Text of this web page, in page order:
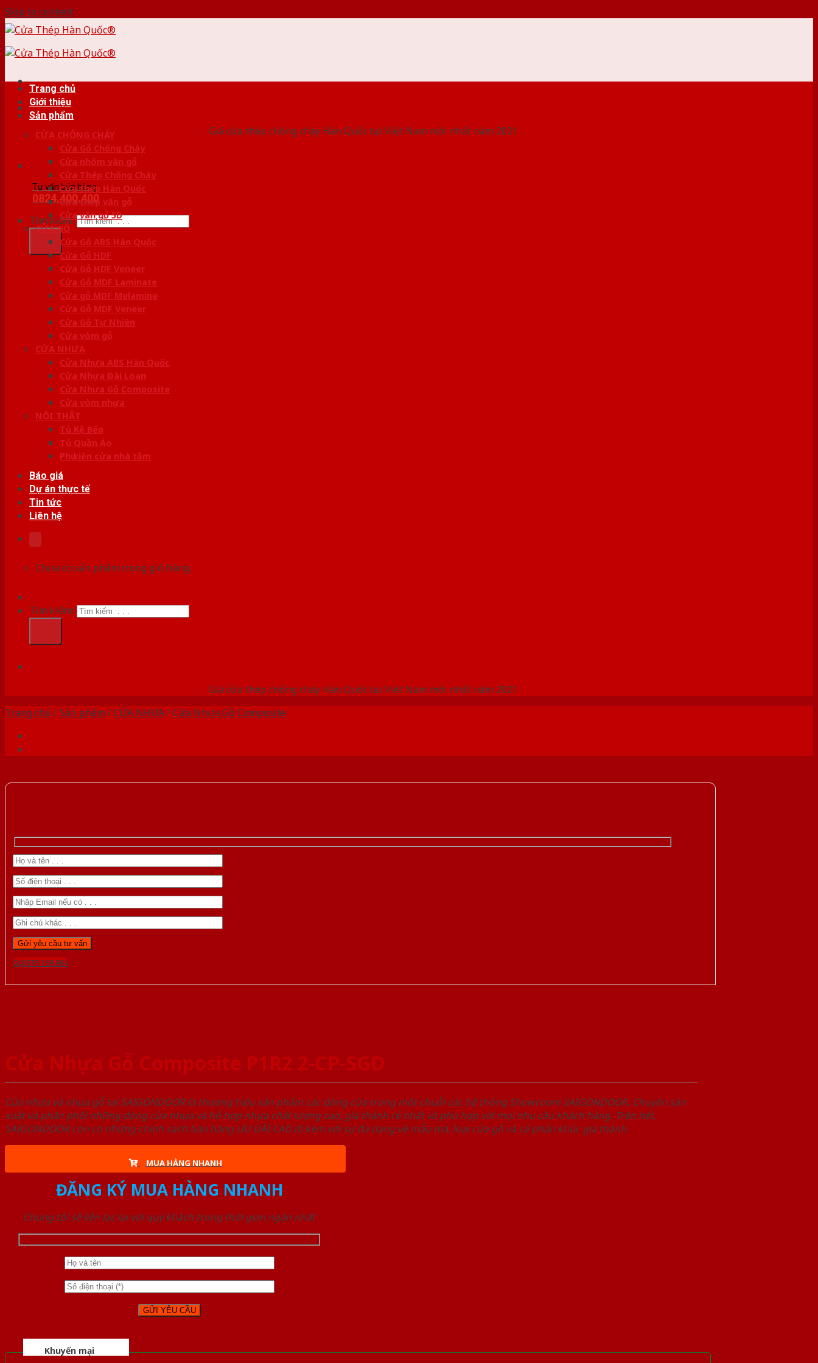
Skip to content
Giá cửa thép chống cháy Hàn Quốc tại Việt Nam mới nhất năm 2021
Tư vấn bán hàng
0824.400.400
Tìm kiếm:
Trang chủ
Giới thiệu
Sản phẩm
CỬA CHỐNG CHÁY
Cửa Gỗ Chống Cháy
Cửa nhôm vân gỗ
Cửa Thép Chống Cháy
Cửa thép Hàn Quốc
Cửa thép vân gỗ
Cửa vân gỗ 5D
CỬA GỖ
Cửa Gỗ ABS Hàn Quốc
Cửa Gỗ HDF
Cửa Gỗ HDF Veneer
Cửa Gỗ MDF Laminate
Cửa gỗ MDF Melamine
Cửa Gỗ MDF Veneer
Cửa Gỗ Tự Nhiên
Cửa vòm gỗ
CỬA NHỰA
Cửa Nhựa ABS Hàn Quốc
Cửa Nhựa Đài Loan
Cửa Nhựa Gỗ Composite
Cửa vòm nhựa
NỘI THẤT
Tủ Kệ Bếp
Tủ Quần Áo
Phụ kiện cửa nhà tắm
Báo giá
Dự án thực tế
Tin tức
Liên hệ
Chưa có sản phẩm trong giỏ hàng.
Tìm kiếm:
Giá cửa thép chống cháy Hàn Quốc tại Việt Nam mới nhất năm 2021
Trang chủ /Sản phẩm /CỬA NHỰA/Cửa Nhựa Gỗ Composite
Gọi 0976.169.864
Cửa Nhựa Gỗ Composite P1R2 2-CP-SGD
Cửa nhựa và nhựa gỗ tại SAIGONDOOR là thương hiệu sản phẩm các dòng cửa trong một chuỗi các hệ thống Showroom SAIGONDOOR. Chuyên sản
xuất và phân phối những dòng cửa nhựa và hỗ hợp nhựa chất lượng cao, giá thành rẻ nhất và phù hợp với mọi nhu cầu khách hàng. Trên hết,
SAIGONDOOR còn có những chính sách bán hàng ƯU ĐÃI CAO đi kèm với sự đa dạng về mẫu mã, loại cửa gỗ và cả phân khúc giá thành.
MUA HÀNG NHANH
ĐĂNG KÝ MUA HÀNG NHANH
Chúng tôi sẽ liên lạc lại với quý khách trong thời gian ngắn nhất
Khuyến mại